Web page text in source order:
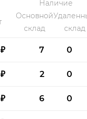
Наличие
Основной
склад
склад
7 0
2 0
6 0